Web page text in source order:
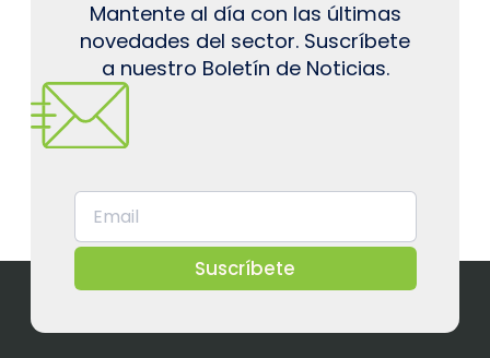
Mantente al día con las últimas
novedades del sector. Suscríbete
a nuestro Boletín de Noticias.
Suscríbete